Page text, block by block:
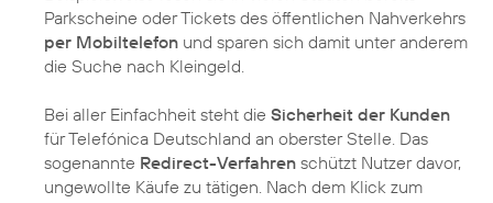
Parkscheine oder Tickets des öffentlichen Nahverkehrs
per Mobiltelefon und sparen sich damit unter anderem
die Suche nach Kleingeld.
Bei aller Einfachheit steht die Sicherheit der Kunden
für Telefónica Deutschland an oberster Stelle. Das
sogenannte Redirect-Verfahren schützt Nutzer davor,
ungewollte Käufe zu tätigen. Nach dem Klick zum